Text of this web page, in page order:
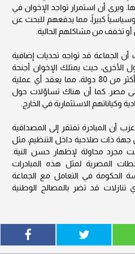
ويرى أن استمرار تواجد الإخوان في
كبيراً، مما يدفعهم للبحث عن
تخفف من مشاكلهم الحالية.
الجماعة قد تواجه تحديات إضافية
الأخرى، حيث يمتلك الإخوان أجنحة
وتنظيمات مختلفة في أكثر من 80 دولة، مما يعقد أي عملية
مصر. كما أن هناك تساؤلات حول
وكياناتهم الاستثمارية في الخارج.
أن المبادرة تفتقر إلى المصداقية
جهة ذات صلاحية داخل التنظيم، مثل
مجرد محاولة لإظهار حسن النية.
المصرية لمثل هذه المبادرات
الحكومة في التعامل مع الجماعة
تنازلات قد تضر بالمصالح الوطنية